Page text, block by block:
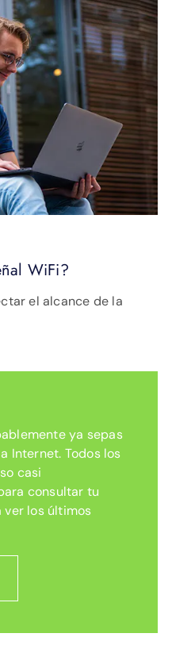
WiFi?
el alcance de la
ya sepas
Internet. Todos los
casi
consultar tu
los últimos